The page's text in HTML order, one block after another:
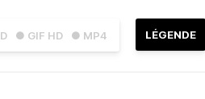
● GIF HD ● MP4 LÉGENDE